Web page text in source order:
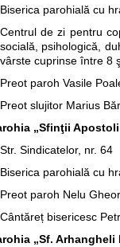
Biserica parohială cu
Centrul de zi pentru
socială, psihologică,
vârste cuprinse între 8
Preot paroh Vasile
Preot slujitor Marius
„Sfinţii
Str. Sindicatelor, nr. 64
Biserica parohială cu
Preot paroh Nelu
Cântăreț bisericesc
„Sf.